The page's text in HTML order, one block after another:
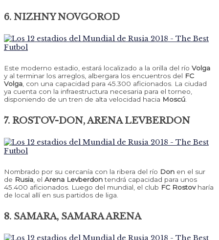
6. NIZHNY NOVGOROD
Este moderno estadio, estará localizado a la orilla del río Volga
y al terminar los arreglos, albergara los encuentros del FC
Volga , con una capacidad para 45.300 aficionados. La ciudad
ya cuenta con la infraestructura necesaria para el torneo,
disponiendo de un tren de alta velocidad hacia Moscú
7. ROSTOV-DON, ARENA LEVBERDON
Nombrado por su cercanía con la ribera del río Don en el sur
de Rusia , el Arena Levberdontendrá capacidad para unos
45.400 aficionados. Luego del mundial, el club FC Rostovharía
de local allí en sus partidos de liga.
8. SAMARA, SAMARA ARENA